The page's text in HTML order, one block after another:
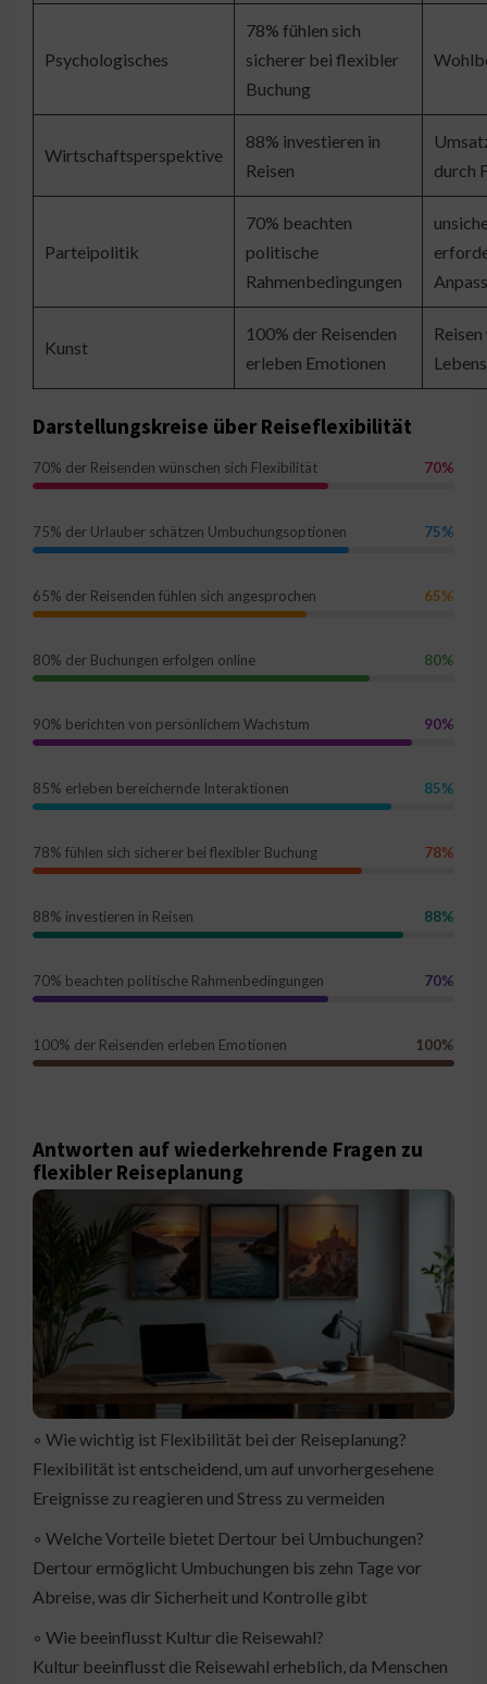
Psychologisches
78% fühlen sich
sicherer bei flexibler
Buchung
Wirtschaftsperspektive
88% investieren in
Reisen
durch
Parteipolitik
70% beachten
politische
Rahmenbedingungen
Kunst
100% der Reisenden
erleben Emotionen
Darstellungskreise über Reiseflexibilität
70% der Reisenden wünschen sich Flexibilität 70%
75% der Urlauber schätzen Umbuchungsoptionen 75%
65% der Reisenden fühlen sich angesprochen 65%
80% der Buchungen erfolgen online 80%
90% berichten von persönlichem Wachstum 90%
85% erleben bereichernde Interaktionen 85%
78% fühlen sich sicherer bei flexibler Buchung 78%
88% investieren in Reisen 88%
70% beachten politische Rahmenbedingungen 70%
100% der Reisenden erleben Emotionen 100%
Antworten auf wiederkehrende Fragen zu
flexibler Reiseplanung
◦ Wie wichtig ist Flexibilität bei der Reiseplanung?
Flexibilität ist entscheidend, um auf unvorhergesehene
Ereignisse zu reagieren und Stress zu vermeiden
◦ Welche Vorteile bietet Dertour bei Umbuchungen?
Dertour ermöglicht Umbuchungen bis zehn Tage vor
Abreise, was dir Sicherheit und Kontrolle gibt
◦ Wie beeinflusst Kultur die Reisewahl?
Kultur beeinflusst die Reisewahl erheblich, da Menschen